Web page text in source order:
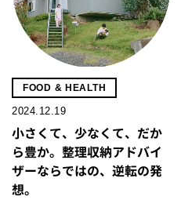
FOOD & HEALTH
2024.12.19
小さくて、少なくて、だか
ら豊か。整理収納アドバイ
ザーならではの、逆転の発
想。